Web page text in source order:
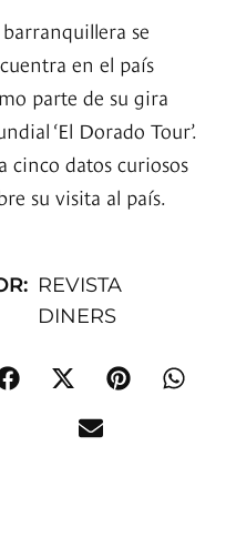
barranquillera se
en el país
parte de su gira
‘El Dorado Tour’.
cinco datos curiosos
su visita al país.
REVISTA
DINERS